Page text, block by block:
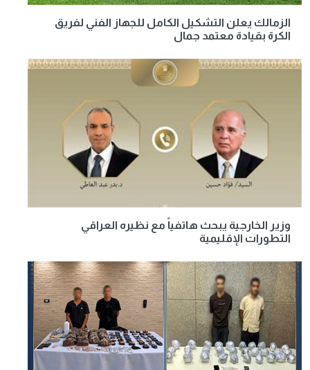
الزمالك يعلن التشكيل الكامل للجهاز الفني لفريق
الكرة بقيادة معتمد جمال
وزير الخارجية يبحث هاتفياً مع نظيره العراقي
التطورات الإقليمية